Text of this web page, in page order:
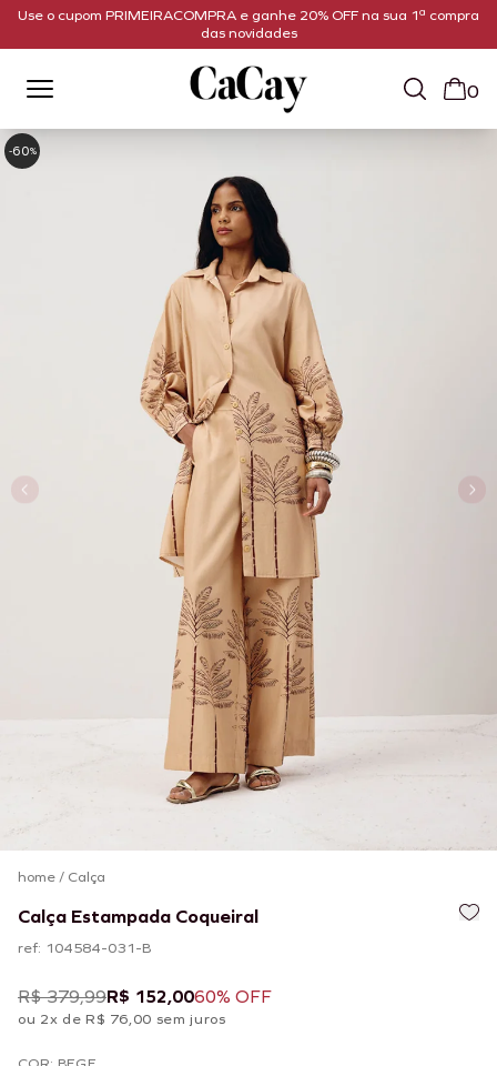
Use o cupom PRIMEIRACOMPRA e ganhe 20% OFF na sua 1ª compra
das novidades
0
-60%
home/ Calça
Calça Estampada Coqueiral
ref: 104584-031-B
R$ 379,99R$ 152,0060% OFF
ou 2x de R$ 76,00 sem juros